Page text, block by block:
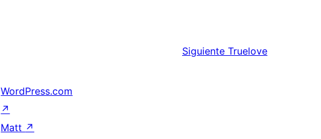
Siguiente Truelove
WordPress.com
↗
Matt ↗